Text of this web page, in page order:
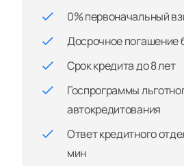
0% первоначальный
Досрочное погашение
Срок кредита до 8 лет
Госпрограммы
автокредитования
Ответ кредитного
мин